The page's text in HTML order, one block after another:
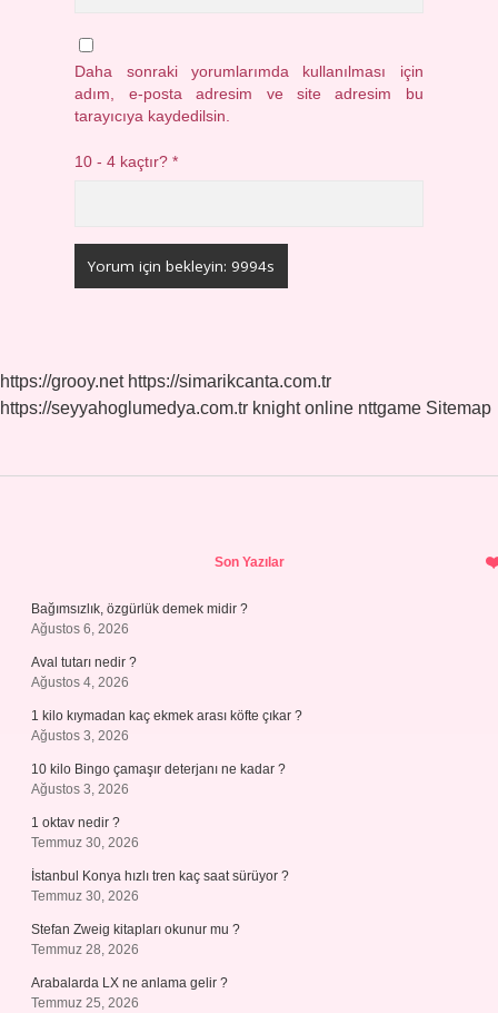
Daha sonraki yorumlarımda kullanılması için
adım, e-posta adresim ve site adresim bu
tarayıcıya kaydedilsin.
10 - 4 kaçtır?*
https://grooy.net https://simarikcanta.com.tr
https://seyyahoglumedya.com.tr knight online nttgame Sitemap
Son Yazılar
Bağımsızlık, özgürlük demek midir ?
Ağustos 6, 2026
Aval tutarı nedir ?
Ağustos 4, 2026
1 kilo kıymadan kaç ekmek arası köfte çıkar ?
Ağustos 3, 2026
10 kilo Bingo çamaşır deterjanı ne kadar ?
Ağustos 3, 2026
1 oktav nedir ?
Temmuz 30, 2026
İstanbul Konya hızlı tren kaç saat sürüyor ?
Temmuz 30, 2026
Stefan Zweig kitapları okunur mu ?
Temmuz 28, 2026
Arabalarda LX ne anlama gelir ?
Temmuz 25, 2026